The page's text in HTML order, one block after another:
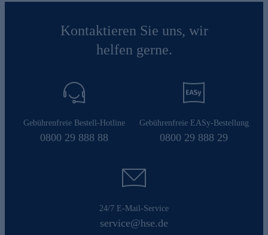
Kontaktieren Sie uns, wir
helfen gerne.
Gebührenfreie Bestell-Hotline
0800 29 888 88
Gebührenfreie EASy-Bestellung
0800 29 888 29
24/7 E-Mail-Service
service@hse.de